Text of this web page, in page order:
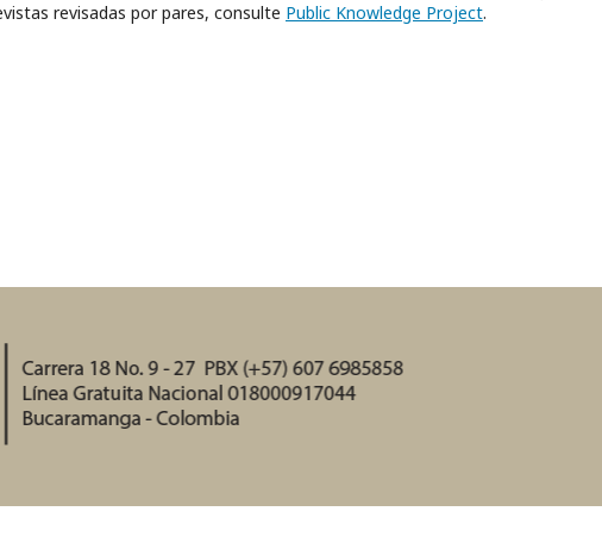
revisadas por pares, consulte Public Knowledge Project.